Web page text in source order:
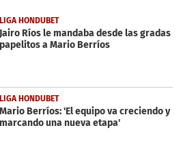
LIGA HONDUBET
Jairo Ríos le mandaba desde las gradas
papelitos a Mario Berríos
LIGA HONDUBET
Mario Berríos: 'El equipo va creciendo y
marcando una nueva etapa'